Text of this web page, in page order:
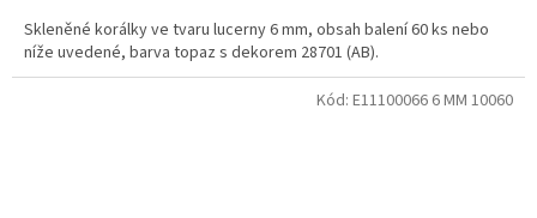
Skleněné korálky ve tvaru lucerny 6 mm, obsah balení 60 ks nebo
níže uvedené, barva topaz s dekorem 28701 (AB).
Kód: E11100066 6 MM 10060